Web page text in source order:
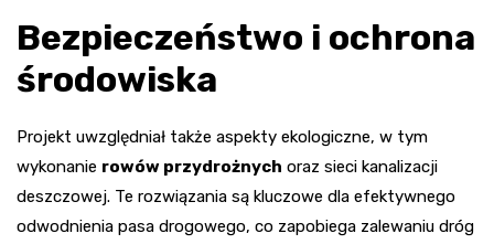
Bezpieczeństwo i ochrona
środowiska
Projekt uwzględniał także aspekty ekologiczne, w tym
wykonanie rowów przydrożnych oraz sieci kanalizacji
deszczowej. Te rozwiązania są kluczowe dla efektywnego
odwodnienia pasa drogowego, co zapobiega zalewaniu dróg